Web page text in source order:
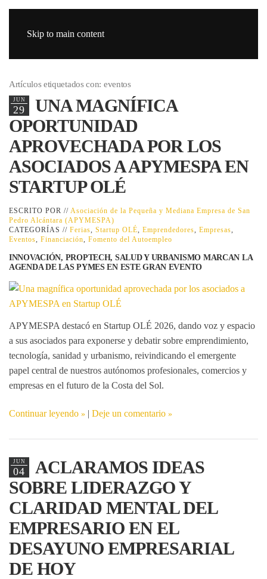
Skip to main content
Artículos etiquetados con: eventos
JUN
29
UNA MAGNÍFICA
OPORTUNIDAD
APROVECHADA POR LOS
ASOCIADOS A APYMESPA EN
STARTUP OLÉ
ESCRITO POR // Asociación de la Pequeña y Mediana Empresa de San
Pedro Alcántara (APYMESPA)
CATEGORÍAS // Ferias Startup OLÉ Emprendedores Empresas
Eventos
Financiación Fomento del Autoempleo
INNOVACIÓN, PROPTECH, SALUD Y URBANISMO MARCAN LA
AGENDA DE LAS PYMES EN ESTE GRAN EVENTO
APYMESPA destacó en Startup OLÉ 2026, dando voz y espacio
a sus asociados para exponerse y debatir sobre emprendimiento,
tecnología, sanidad y urbanismo, reivindicando el emergente
papel central de nuestros autónomos profesionales, comercios y
empresas en el futuro de la Costa del Sol.
Continuar leyendo | Deje un comentario
JUN
04
ACLARAMOS IDEAS
SOBRE LIDERAZGO Y
CLARIDAD MENTAL DEL
EMPRESARIO EN EL
DESAYUNO EMPRESARIAL
DE HOY